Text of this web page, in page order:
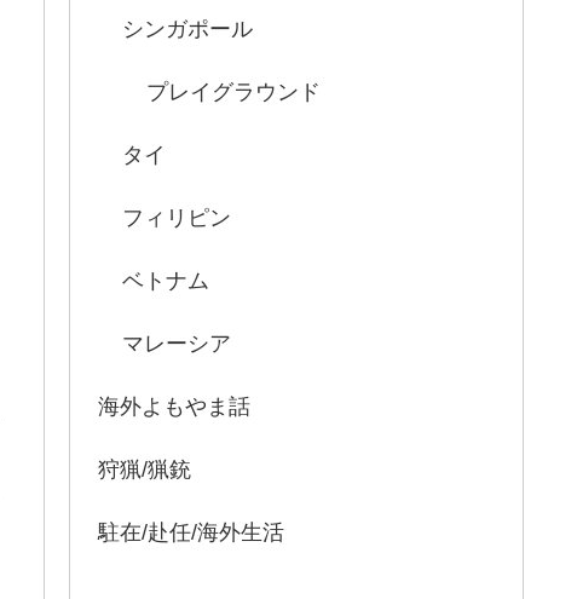
シンガポール
プレイグラウンド
タイ
フィリピン
ベトナム
マレーシア
海外よもやま話
狩猟/猟銃
駐在/赴任/海外生活